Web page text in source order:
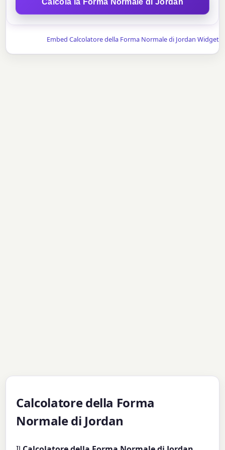
Embed Calcolatore della Forma Normale di Jordan Widget
Calcolatore della Forma
Normale di Jordan